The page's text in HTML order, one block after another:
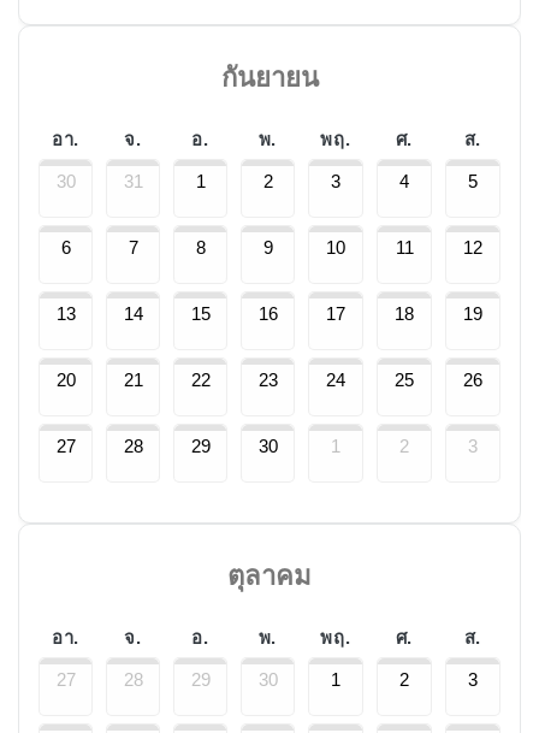
กันยายน
อา. จ. อ. พ. พฤ. ศ. ส.
30 31 1 2 3 4 5
6 7 8 9 10 11 12
13 14 15 16 17 18 19
20 21 22 23 24 25 26
27 28 29 30 1 2 3
ตุลาคม
อา. จ. อ. พ. พฤ. ศ. ส.
27 28 29 30 1 2 3